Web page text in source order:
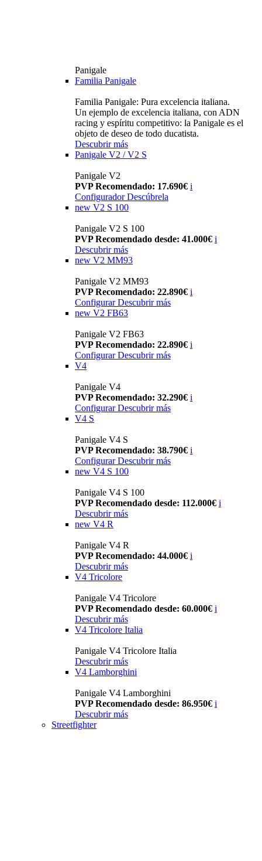
Panigale
Familia Panigale
Familia Panigale: Pura excelencia italiana.
Un ejemplo de excelencia italiana, con ADN
racing y espíritu competitivo: la Panigale es el
objeto de deseo de todo ducatista.
Descubrir más
Panigale V2 / V2 S
Panigale V2
PVP Recomendado: 17.690€ i
Configurador Descúbrela
new V2 S 100
Panigale V2 S 100
PVP Recomendado desde: 41.000€ i
Descubrir más
new V2 MM93
Panigale V2 MM93
PVP Recomendado: 22.890€ i
Configurar Descubrir más
new V2 FB63
Panigale V2 FB63
PVP Recomendado: 22.890€ i
Configurar Descubrir más
V4
Panigale V4
PVP Recomendado: 32.290€ i
Configurar Descubrir más
V4 S
Panigale V4 S
PVP Recomendado: 38.790€ i
Configurar Descubrir más
new V4 S 100
Panigale V4 S 100
PVP Recomendado desde: 112.000€ i
Descubrir más
new V4 R
Panigale V4 R
PVP Recomendado: 44.000€ i
Descubrir más
V4 Tricolore
Panigale V4 Tricolore
PVP Recomendado desde: 60.000€ i
Descubrir más
V4 Tricolore Italia
Panigale V4 Tricolore Italia
Descubrir más
V4 Lamborghini
Panigale V4 Lamborghini
PVP Recomendado desde: 86.950€ i
Descubrir más
Streetfighter